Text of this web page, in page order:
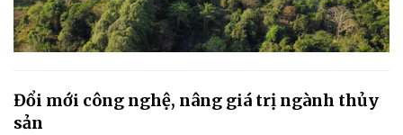
Đổi mới công nghệ, nâng giá trị ngành thủy
sản